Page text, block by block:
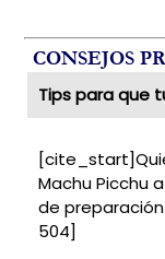
CONSEJOS
Tips para que
Machu Picchu
de
504]